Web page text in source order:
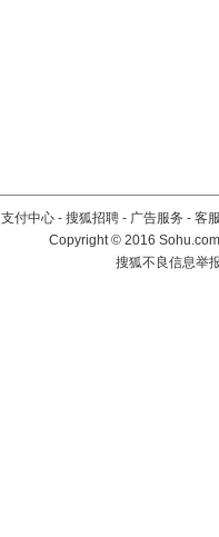
支付中心 - 搜狐招聘 - 广告服务 - 客
Copyright©2016
搜狐不良信息举